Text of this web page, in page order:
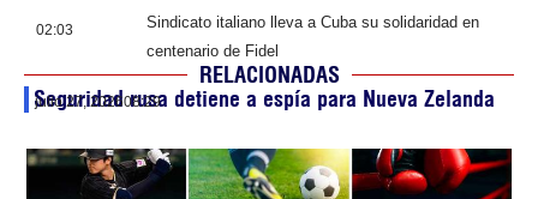
02:03
Sindicato italiano lleva a Cuba su solidaridad en
centenario de Fidel
RELACIONADAS
Seguridad rusa detiene a espía para Nueva Zelanda
julio 27, 202608:29